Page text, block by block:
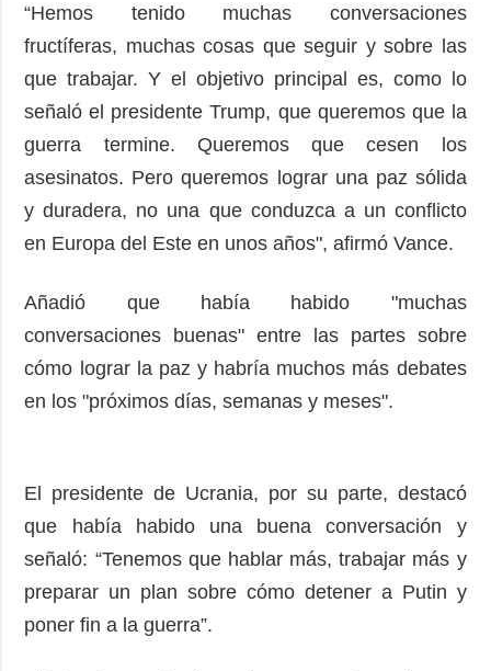
Fotos
Video
Releases
“Hemos tenido muchas conversaciones
fructíferas, muchas cosas que seguir y sobre las
que trabajar. Y el objetivo principal es, como lo
señaló el presidente Trump, que queremos que la
guerra termine. Queremos que cesen los
asesinatos. Pero queremos lograr una paz sólida
y duradera, no una que conduzca a un conflicto
en Europa del Este en unos años", afirmó Vance.
Añadió que había habido "muchas
conversaciones buenas" entre las partes sobre
cómo lograr la paz y habría muchos más debates
en los "próximos días, semanas y meses".
El presidente de Ucrania, por su parte, destacó
que había habido una buena conversación y
señaló: “Tenemos que hablar más, trabajar más y
preparar un plan sobre cómo detener a Putin y
poner fin a la guerra”.